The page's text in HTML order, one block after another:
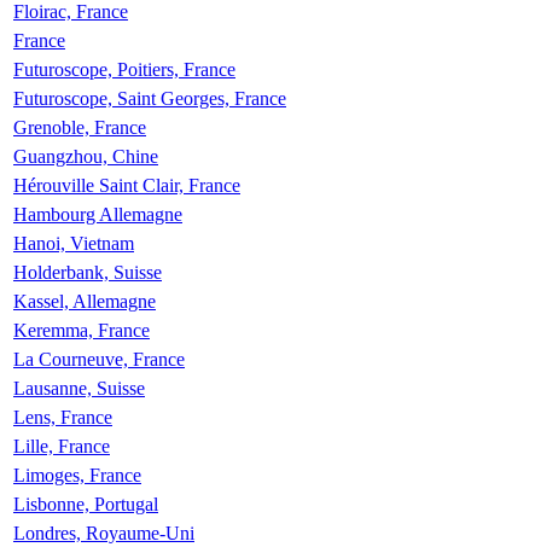
Floirac, France
France
Futuroscope, Poitiers, France
Futuroscope, Saint Georges, France
Grenoble, France
Guangzhou, Chine
Hérouville Saint Clair, France
Hambourg Allemagne
Hanoi, Vietnam
Holderbank, Suisse
Kassel, Allemagne
Keremma, France
La Courneuve, France
Lausanne, Suisse
Lens, France
Lille, France
Limoges, France
Lisbonne, Portugal
Londres, Royaume-Uni